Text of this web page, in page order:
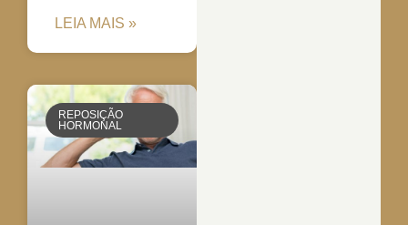
LEIA MAIS »
REPOSIÇÃO
HORMONAL